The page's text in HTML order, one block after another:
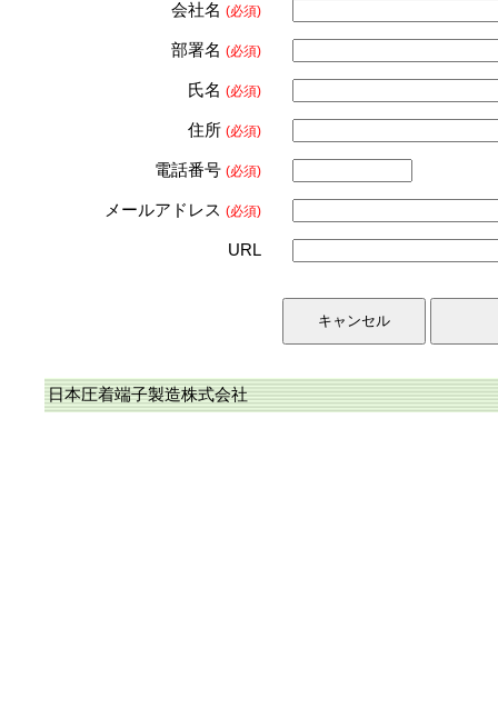
会社名 (必須)
部署名 (必須)
氏名 (必須)
住所 (必須)
電話番号 (必須)
メールアドレス (必須)
URL
日本圧着端子製造株式会社